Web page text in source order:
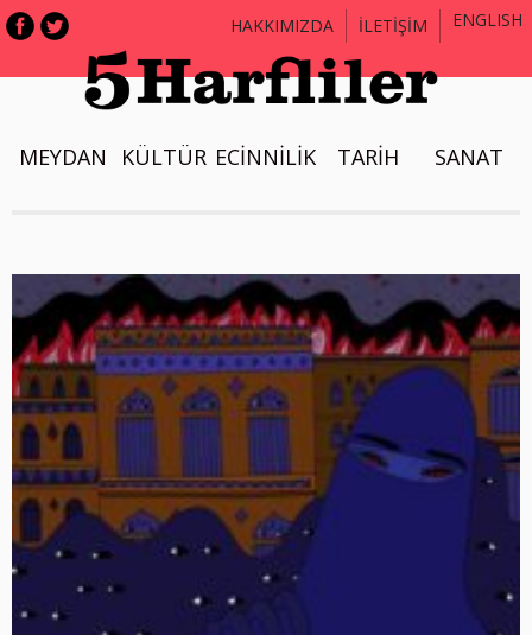
HAKKIMIZDA İLETİŞİM ENGLISH
MEYDAN KÜLTÜR ECİNNİLİK TARİH SANAT